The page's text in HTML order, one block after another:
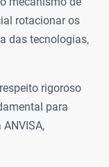
rotacionar os
das tecnologias,
rigoroso
para